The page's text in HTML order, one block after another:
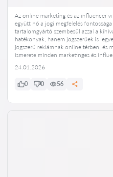
Az online marketing és az influencer
együtt nő a jogi megfelelés
tartalomgyártó szembesül azzal a
hatékonyak, hanem jogszerűek is
jogszerű reklámnak online térben, és
ismerete minden marketinges és
24.01.2026
0 0 56